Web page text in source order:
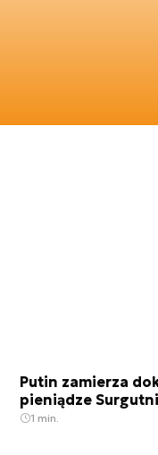
Putin zamierza
pieniądze
1 min.